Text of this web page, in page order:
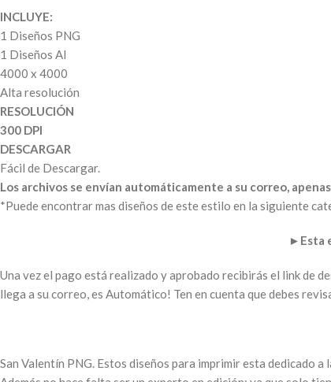
INCLUYE:
1 Diseños PNG
1 Diseños AI
4000 x 4000
Alta resolución
RESOLUCIÓN
300 DPI
DESCARGAR
Fácil de Descargar.
Los archivos se envían automáticamente a su correo,
*Puede encontrar mas diseños de este estilo en la siguiente
► Esta
Una vez el pago está realizado y aprobado recibirás el link de
llega a su correo, es Automático! Ten en cuenta que debes
San Valentín PNG. Estos diseños para imprimir esta dedicado